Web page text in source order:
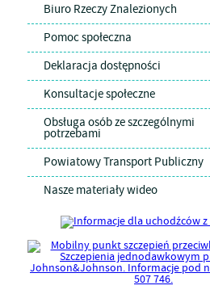
Biuro Rzeczy Znalezionych
Pomoc społeczna
Deklaracja dostępności
Konsultacje społeczne
Obsługa osób ze szczególnymi
potrzebami
Powiatowy Transport Publiczny
Nasze materiały wideo